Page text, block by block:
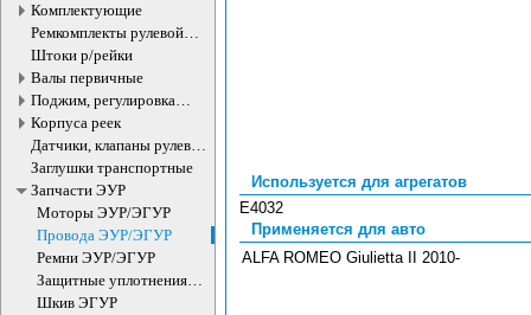
Комплектующие
Ремкомплекты рулевой
рейки
Штоки р/рейки
Валы первичные
Поджим, регулировка
рулевые рейки
Корпуса реек
Датчики, клапаны рулевой
рейки
Заглушки транспортные
Запчасти ЭУР
Моторы ЭУР/ЭГУР
Провода ЭУР/ЭГУР
Ремни ЭУР/ЭГУР
Защитные уплотнения
ЭУР/ЭГУР
Шкив ЭГУР
Используется для агрегатов
E4032
Применяется для авто
ALFA ROMEO Giulietta II 2010-